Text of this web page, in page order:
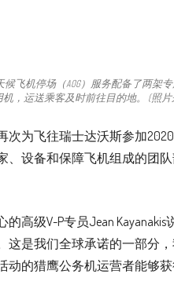
候飞机停场（AOG）服务配备了两
，运送乘客及时前往目的地。 (照
次为飞往瑞士达沃斯参加
、设备和保障飞机组成的团
高级V-P专员Jean
这是我们全球承诺的一部分
动的猎鹰公务机运营者能够